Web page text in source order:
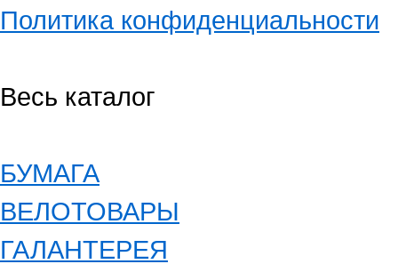
Политика конфиденциальности
Весь каталог
БУМАГА
ВЕЛОТОВАРЫ
ГАЛАНТЕРЕЯ